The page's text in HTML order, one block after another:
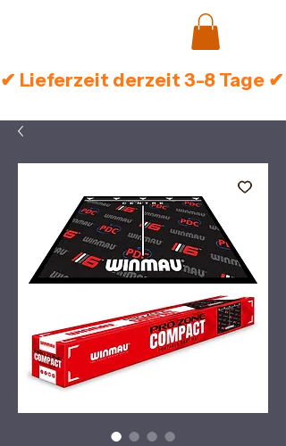
✔ Lieferzeit derzeit 3-8 Tage